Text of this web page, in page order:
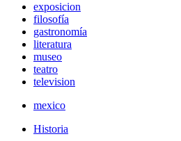
exposicion
filosofía
gastronomía
literatura
museo
teatro
television
mexico
Historia